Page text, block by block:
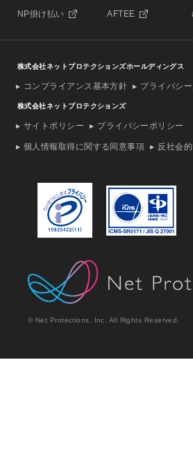
NP掛け払い AFTEE
株式会社ネットプロテクションズホールディングス
コンプライアンス基本方針 プライバシ
株式会社ネットプロテクションズ
サイトポリシー プライバシーポリシー
個人情報取得に関する同意事項 反社会
© Net Protections, Inc. All Rights Reserved.